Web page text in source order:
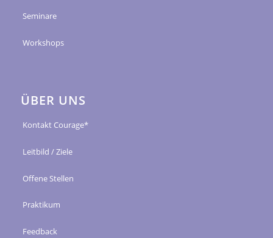
Seminare
Workshops
ÜBER UNS
Kontakt Courage*
Leitbild / Ziele
Offene Stellen
Praktikum
Feedback